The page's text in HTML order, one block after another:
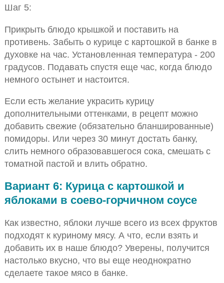
Шаг 5:
Прикрыть блюдо крышкой и поставить на
противень. Забыть о курице с картошкой в банке в
духовке на час. Установленная температура - 200
градусов. Подавать спустя еще час, когда блюдо
немного остынет и настоится.
Если есть желание украсить курицу
дополнительными оттенками, в рецепт можно
добавить свежие (обязательно бланшированные)
помидоры. Или через 30 минут достать банку,
слить немного образовавшегося сока, смешать с
томатной пастой и влить обратно.
Вариант 6: Курица с картошкой и
яблоками в соево-горчичном соусе
Как известно, яблоки лучше всего из всех фруктов
подходят к куриному мясу. А что, если взять и
добавить их в наше блюдо? Уверены, получится
настолько вкусно, что вы еще неоднократно
сделаете такое мясо в банке.